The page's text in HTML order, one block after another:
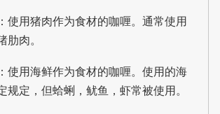
使用猪肉作为食材的咖喱。通常使用
肋肉。
使用海鲜作为食材的咖喱。使用的海
规定，但蛤蜊，鱿鱼，虾常被使用。